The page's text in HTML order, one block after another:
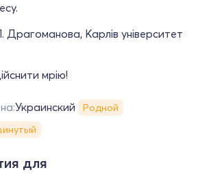
Драгоманова, Карлів університет
мрію!
Украинский Родной
для